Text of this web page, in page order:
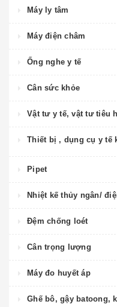
Máy ly tâm
Máy điện châm
Ống nghe y tế
Cân sức khỏe
Vật tư y tế, vật tư tiêu
Thiết bị , dụng cụ y tế
Pipet
Nhiệt kế thủy ngân/
Đệm chống loét
Cân trọng lượng
Máy đo huyết áp
Ghế bô, gậy batoong,